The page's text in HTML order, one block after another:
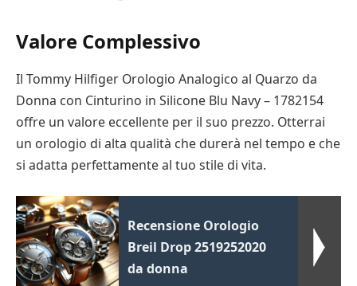
Valore Complessivo
Il Tommy Hilfiger Orologio Analogico al Quarzo da
Donna con Cinturino in Silicone Blu Navy – 1782154
offre un valore eccellente per il suo prezzo. Otterrai
un orologio di alta qualità che durerà nel tempo e che
si adatta perfettamente al tuo stile di vita.
Recensione Orologio
Breil Drop 2519252020
da donna